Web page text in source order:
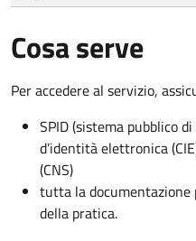
Cosa serve
Per accedere al servizio,
SPID (sistema pubblico
d’identità elettronica
(CNS)
tutta la documentazione
della pratica.